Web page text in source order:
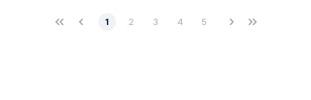
1 2 3 4 5